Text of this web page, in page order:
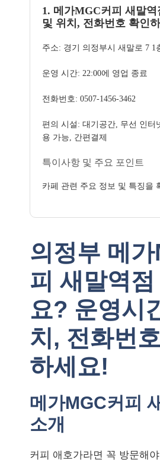
1. 메가MGC커피 새말
및 위치, 전화번호 확인
주소: 경기 의정부시 새말로 7 1
운영 시간: 22:00에 영업 종료
전화번호: 0507-1456-3462
편의 시설: 대기공간, 무선 인터
용 가능, 간편결제
특이사항 및 주요 포인트
카페 관련 주요 정보 및 특징을
의정부 메
피 새말역
요? 운영시
치, 전화번
하세요!
메가MGC커피
소개
커피 애호가라면 꼭 방문해